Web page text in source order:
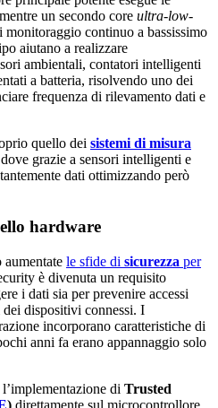
un secondo core ultra-low-
continuo a bassissimo
aiutano a realizzare
ambientali, contatori intelligenti
a batteria, risolvendo uno dei
frequenza di rilevamento dati e
quello dei sistemi di misura
grazie a sensori intelligenti e
dati ottimizzando però
hardware
aumentate le sfide di sicurezza per
è divenuta un requisito
i dati sia per prevenire accessi
dispositivi connessi. I
incorporano caratteristiche di
anni fa erano appannaggio solo
di Trusted
) direttamente sul microcontrollore,